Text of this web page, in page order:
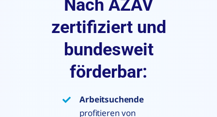
Nach AZAV
zertifiziert und
bundesweit
förderbar:
Arbeitsuchende
profitieren von